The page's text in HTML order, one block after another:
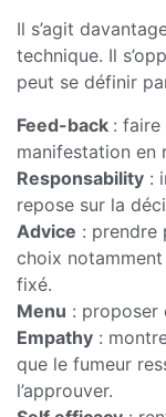
Il s’agit
technique. Il
peut se définir
Feed-back :
manifestation en
Responsability :
repose sur la
Advice : prendre
choix
fixé.
Menu : proposer
Empathy :
que le fumeur
l’approuver.